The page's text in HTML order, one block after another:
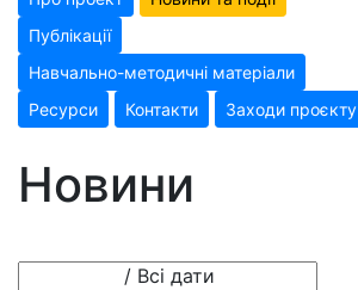
Публікації
Навчально-методичні матеріали
Ресурси
Контакти Заходи проєкту
Новини
/ Всі дати